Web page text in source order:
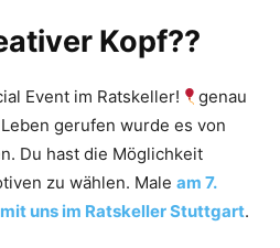
Kopf??
Event im Ratskeller!
genau
gerufen wurde es von
Du hast die Möglichkeit
zu wählen. Male am 7.
uns im Ratskeller Stuttgart.